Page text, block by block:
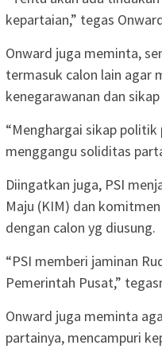
kepartaian,” tegas
Onward juga meminta,
termasuk calon lain agar
kenegarawanan dan
“Menghargai sikap
menggangu soliditas
Diingatkan juga, PSI
Maju (KIM) dan
dengan calon yg diusung.
“PSI memberi jaminan
Pemerintah Pusat,”
Onward juga meminta
partainya, mencampuri